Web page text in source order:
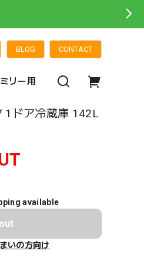
BLOG CONTACT
リー用
1ドア冷蔵庫 142L
available
いの方向け